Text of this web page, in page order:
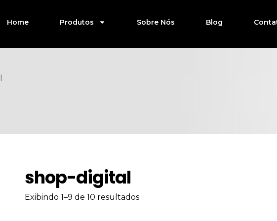
Home Produtos Sobre Nós Blog
shop-digital
Exibindo 1–9 de 10 resultados